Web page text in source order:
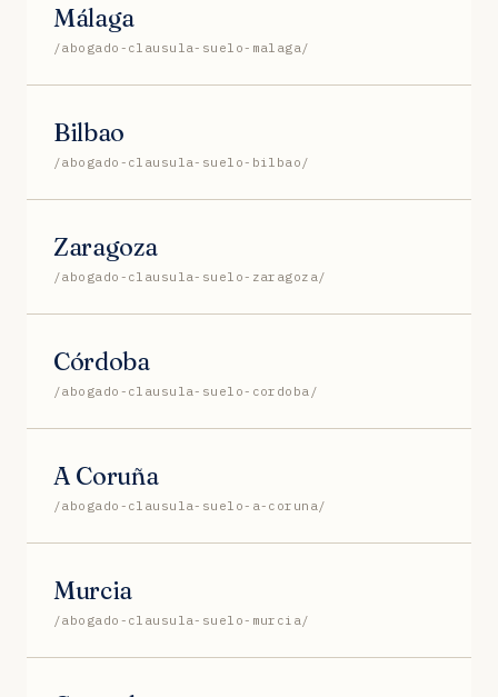
Málaga
/abogado-clausula-suelo-malaga/
Bilbao
/abogado-clausula-suelo-bilbao/
Zaragoza
/abogado-clausula-suelo-zaragoza/
Córdoba
/abogado-clausula-suelo-cordoba/
A Coruña
/abogado-clausula-suelo-a-coruna/
Murcia
/abogado-clausula-suelo-murcia/